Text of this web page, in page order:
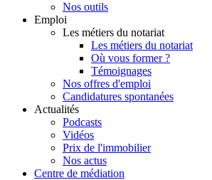
Nos outils
Emploi
Les métiers du notariat
Les métiers du notariat
Où vous former ?
Témoignages
Nos offres d'emploi
Candidatures spontanées
Actualités
Podcasts
Vidéos
Prix de l'immobilier
Nos actus
Centre de médiation